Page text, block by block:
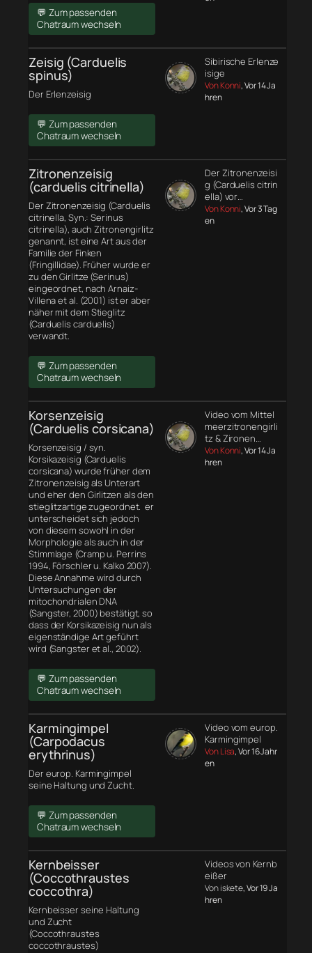
💬 Zum passenden
Chatraum wechseln
Zeisig (Carduelis
spinus)
Der Erlenzeisig
💬 Zum passenden
Chatraum wechseln
Sibirische Erlenze
isige
Von Konni, Vor 14 Ja
hren
Zitronenzeisig
(carduelis citrinella)
Der Zitronenzeisig (Carduelis
citrinella, Syn.: Serinus
citrinella), auch Zitronengirlitz
genannt, ist eine Art aus der
Familie der Finken
(Fringillidae). Früher wurde er
zu den Girlitze (Serinus)
eingeordnet, nach Arnaiz-
Villena et al. (2001) ist er aber
näher mit dem Stieglitz
(Carduelis carduelis)
verwandt.
💬 Zum passenden
Chatraum wechseln
Der Zitronenzeisi
g (Carduelis citrin
ella) vor…
Von Konni, Vor 3 Tag
en
Korsenzeisig
(Carduelis corsicana)
Korsenzeisig / syn.
Korsikazeisig (Carduelis
corsicana) wurde früher dem
Zitronenzeisig als Unterart
und eher den Girlitzen als den
stieglitzartige zugeordnet. er
unterscheidet sich jedoch
von diesem sowohl in der
Morphologie als auch in der
Stimmlage (Cramp u. Perrins
1994, Förschler u. Kalko 2007).
Diese Annahme wird durch
Untersuchungen der
mitochondrialen DNA
(Sangster, 2000) bestätigt, so
dass der Korsikazeisig nun als
eigenständige Art geführt
wird (Sangster et al., 2002).
💬 Zum passenden
Chatraum wechseln
Video vom Mittel
meerzitronengirli
tz & Zironen…
Von Konni, Vor 14 Ja
hren
Karmingimpel
(Carpodacus
erythrinus)
Der europ. Karmingimpel
seine Haltung und Zucht.
💬 Zum passenden
Chatraum wechseln
Video vom europ.
Karmingimpel
Von Lisa, Vor 16 Jahr
en
Kernbeisser
(Coccothraustes
coccothra)
Kernbeisser seine Haltung
und Zucht
(Coccothraustes
coccothraustes)
Videos von Kernb
eißer
Von iskete, Vor 19 Ja
hren